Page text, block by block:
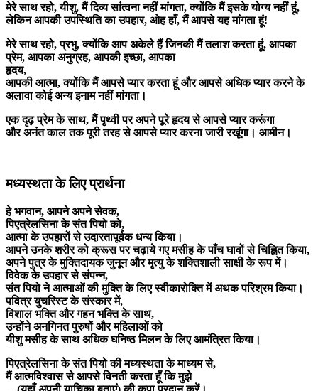
मेरे साथ रहो, यीशु, मैं दिव्य सांत्वना नहीं मांगता, क्योंकि मैं इसके योग्य नहीं हूं,
लेकिन आपकी उपस्थिति का उपहार, ओह हाँ, मैं आपसे यह मांगता हूं!
मेरे साथ रहो, प्रभु, क्योंकि आप अकेले हैं जिनकी मैं तलाश करता हूं, आपका
प्रेम, आपका अनुग्रह, आपकी इच्छा, आपका
हृदय,
आपकी आत्मा, क्योंकि मैं आपसे प्यार करता हूं और आपसे अधिक प्यार करने के
अलावा कोई अन्य इनाम नहीं मांगता।
एक दृढ़ प्रेम के साथ, मैं पृथ्वी पर अपने पूरे हृदय से आपसे प्यार करूंगा
और अनंत काल तक पूरी तरह से आपसे प्यार करना जारी रखूंगा। आमीन।
मध्यस्थता के लिए प्रार्थना
हे भगवान, आपने अपने सेवक,
पिएत्रेलसिना के संत पियो को,
आत्मा के उपहारों से उदारतापूर्वक धन्य किया।
आपने उनके शरीर को क्रूस पर चढ़ाये गए मसीह के पाँच घावों से चिह्नित किया,
अपने पुत्र के मुक्तिदायक जुनून और मृत्यु के शक्तिशाली साक्षी के रूप में।
विवेक के उपहार से संपन्न,
संत पियो ने आत्माओं की मुक्ति के लिए स्वीकारोक्ति में अथक परिश्रम किया।
पवित्र युचरिस्ट के संस्कार में,
विशाल भक्ति और गहन भक्ति के साथ,
उन्होंने अनगिनत पुरुषों और महिलाओं को
यीशु मसीह के साथ अधिक घनिष्ठ मिलन के लिए आमंत्रित किया।
पिएत्रेलसिना के संत पियो की मध्यस्थता के माध्यम से,
मैं आत्मविश्वास से आपसे विनती करता हूँ कि मुझे